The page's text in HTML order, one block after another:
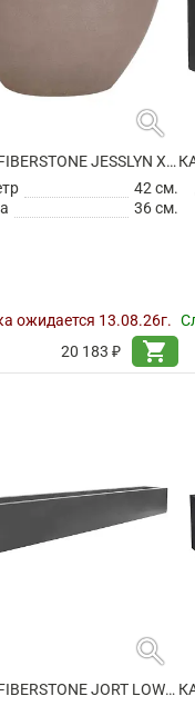
search
КАШПО FIBERSTONE JESSLYN XS, TAUPE
42 см.
36 см.
ожидается 13.08.26г.
20 183 ₽
shopping_cart
search
КАШПО FIBERSTONE JORT LOW M GREY